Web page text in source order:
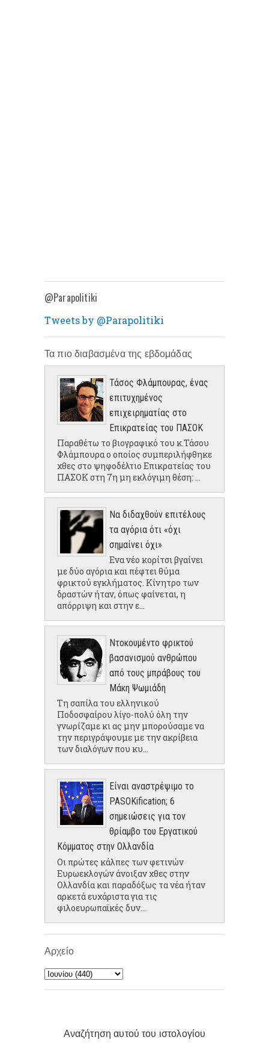
@Parapolitiki
Tweets by @Parapolitiki
Τα πιο διαβασμένα της εβδομάδας
Τάσος Φλάμπουρας, ένας
επιτυχημένος
επιχειρηματίας στο
Επικρατείας του ΠΑΣΟΚ
Παραθέτω το βιογραφικό του κ.Τάσου
Φλάμπουρα ο οποίος συμπεριλήφθηκε
χθες στο ψηφοδέλτιο Επικρατείας του
ΠΑΣΟΚ στη 7η μη εκλόγιμη θέση: ...
Να διδαχθούν επιτέλους
τα αγόρια ότι «όχι
σημαίνει όχι»
Ενα νέο κορίτσι βγαίνει
με δύο αγόρια και πέφτει θύμα
φρικτού εγκλήματος. Κίνητρο των
δραστών ήταν, όπως φαίνεται, η
απόρριψη και στην ε...
Ντοκουμέντο φρικτού
βασανισμού ανθρώπου
από τους μπράβους του
Μάκη Ψωμιάδη
Τη σαπίλα του ελληνικού
Ποδοσφαίρου λίγο-πολύ όλη την
γνωρίζαμε κι ας μην μπορούσαμε να
την περιγράψουμε με την ακρίβεια
των διαλόγων που κυ...
Είναι αναστρέψιμο το
PASOKification; 6
σημειώσεις για τον
θρίαμβο του Εργατικού
Κόμματος στην Ολλανδία
Οι πρώτες κάλπες των φετινών
Ευρωεκλογών άνοιξαν χθες στην
Ολλανδία και παραδόξως τα νέα ήταν
αρκετά ευχάριστα για τις
φιλοευρωπαϊκές δυν...
Αρχείο
Αναζήτηση αυτού του ιστολογίου